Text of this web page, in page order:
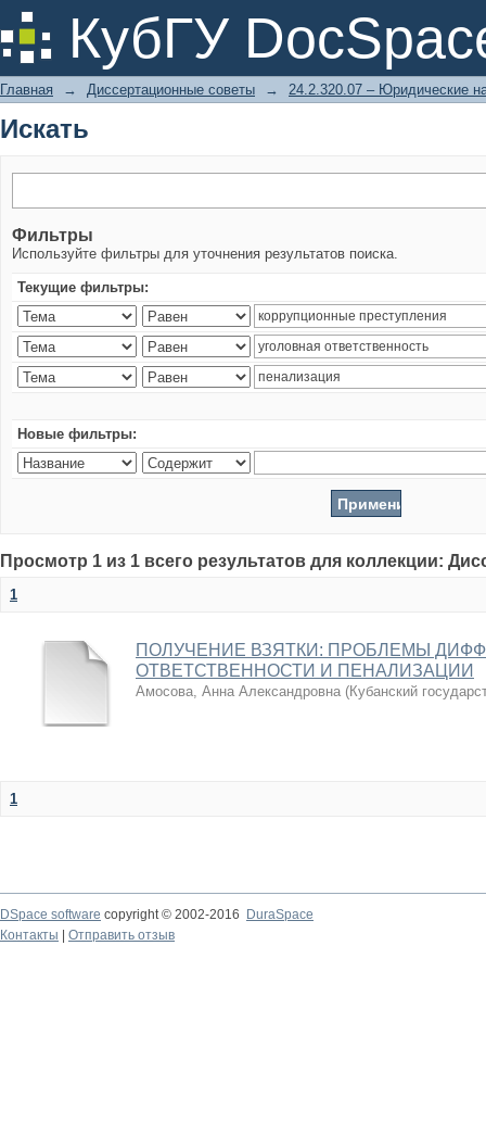
КубГУ
Искать
Главная → Диссертационные советы → 24.2.320.07 – Юридические
Искать
Фильтры
Используйте фильтры для уточнения результатов поиска.
Текущие фильтры:
Новые фильтры:
Просмотр 1 из 1 всего результатов для коллекции:
1
ПОЛУЧЕНИЕ ВЗЯТКИ: ПРОБЛЕМЫ
ОТВЕТСТВЕННОСТИ И ПЕНАЛИЗАЦИИ
Амосова, Анна Александровна (Кубанский
1
DSpace software copyright © 2002-2016
DuraSpace
Контакты
Отправить отзыв